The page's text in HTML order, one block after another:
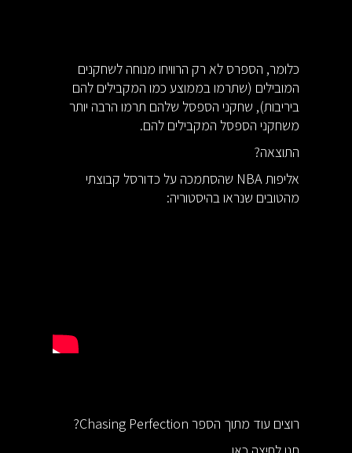
כלומר, הספרס לא רק הרוויחו מנוחה לשחקנים
המובילים (שתרמו בממוצע כמו המקבילים להם
ביריבות), שחקני הספסל שלהם תרמו הרבה יותר
משחקני הספסל המקבילים להם.
התוצאה?
אליפות NBA שהסתמכה על כדורסל קבוצתי
מהטובים שנראו בהיסטוריה:
רוצים עוד מתוך הספר Chasing Perfection?